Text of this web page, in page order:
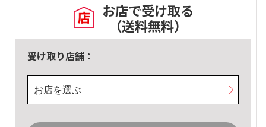
お店で受け取る
（送料無料）
受け取り店舗：
お店を選ぶ